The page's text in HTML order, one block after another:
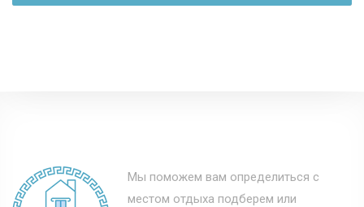
Мы поможем вам определиться с
местом отдыха подберем или